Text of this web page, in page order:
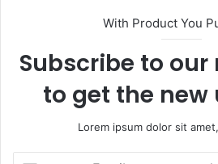
With Product You
Subscribe to
to get the new
Lorem ipsum dolor sit